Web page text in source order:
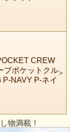
CREW
ブポケットクル
P-NAVY P-ネイ
物満載！